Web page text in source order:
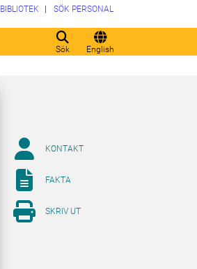
Sök English
BIBLIOTEK SÖK PERSONAL
KONTAKT
FAKTA
SKRIV UT